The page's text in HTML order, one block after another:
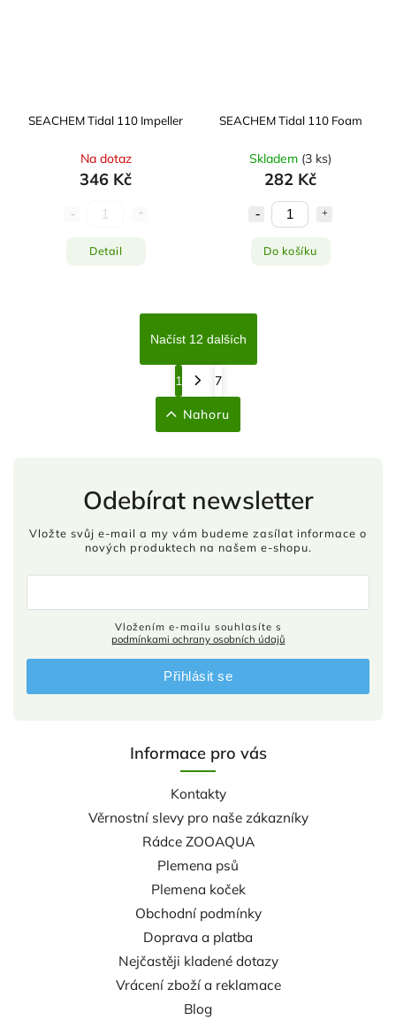
SEACHEM Tidal 110 Impeller
Na dotaz
346 Kč
Detail
SEACHEM Tidal 110 Foam
Skladem (3 ks)
282 Kč
Do košíku
Načíst 12 dalších
1 7
Nahoru
Informace pro vás
Kontakty
Věrnostní slevy pro naše zákazníky
Rádce ZOOAQUA
Plemena psů
Plemena koček
Obchodní podmínky
Doprava a platba
Nejčastěji kladené dotazy
Vrácení zboží a reklamace
Blog
Odebírat newsletter
Vložte svůj e-mail a my vám budeme zasílat informace o
nových produktech na našem e-shopu.
podmínkami ochrany osobních údajů
Přihlásit se